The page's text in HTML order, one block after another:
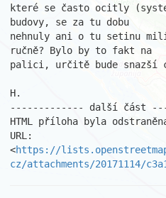
které se často ocitly
budovy, se za tu dobu
nehnuly ani o tu setinu
ručně? Bylo by to fakt na
palici, určitě bude snazší
H.
------------- další část
HTML příloha byla
URL:
<https://
cz/attachments/20171114/